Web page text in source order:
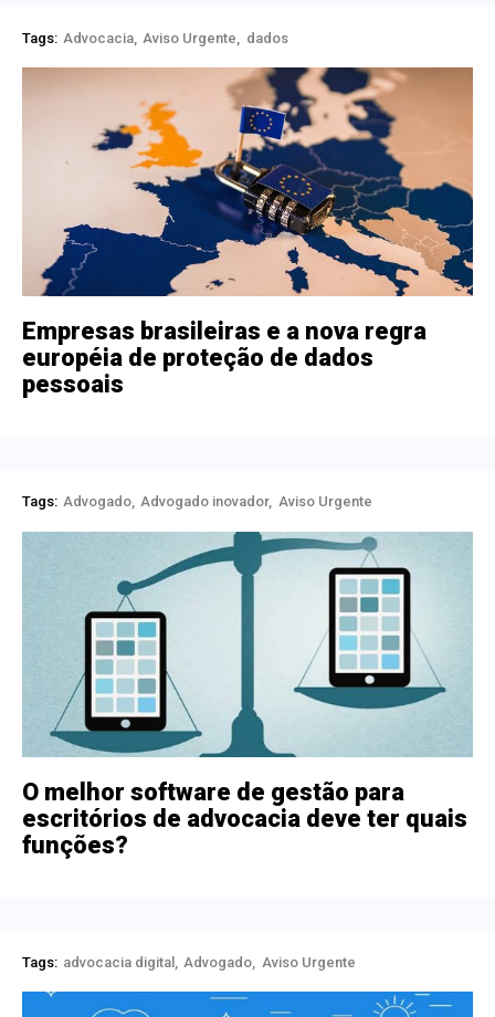
Tags: Advocacia Aviso Urgente dados
Empresas brasileiras e a nova regra
européia de proteção de dados
pessoais
Tags: Advogado Advogado inovador Aviso Urgente
O melhor software de gestão para
escritórios de advocacia deve ter quais
funções?
Tags: advocacia digital Advogado Aviso Urgente